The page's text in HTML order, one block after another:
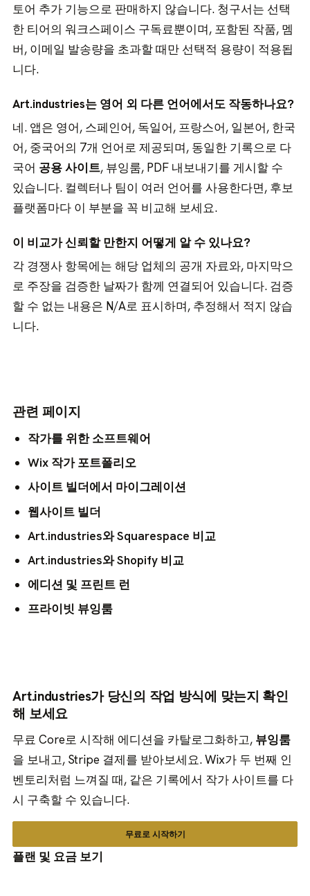
토어 추가 기능으로 판매하지 않습니다. 청구서는 선택
한 티어의 워크스페이스 구독료뿐이며, 포함된 작품, 멤
버, 이메일 발송량을 초과할 때만 선택적 용량이 적용됩
니다.
Art.industries는 영어 외 다른 언어에서도 작동하나요?
네. 앱은 영어, 스페인어, 독일어, 프랑스어, 일본어, 한국
어, 중국어의 7개 언어로 제공되며, 동일한 기록으로 다
국어 공용 사이트, 뷰잉룸, PDF 내보내기를 게시할 수
있습니다. 컬렉터나 팀이 여러 언어를 사용한다면, 후보
플랫폼마다 이 부분을 꼭 비교해 보세요.
이 비교가 신뢰할 만한지 어떻게 알 수 있나요?
각 경쟁사 항목에는 해당 업체의 공개 자료와, 마지막으
로 주장을 검증한 날짜가 함께 연결되어 있습니다. 검증
할 수 없는 내용은 N/A로 표시하며, 추정해서 적지 않습
니다.
관련 페이지
작가를 위한 소프트웨어
Wix 작가 포트폴리오
사이트 빌더에서 마이그레이션
웹사이트 빌더
Art.industries와 Squarespace 비교
Art.industries와 Shopify 비교
에디션 및 프린트 런
프라이빗 뷰잉룸
Art.industries가 당신의 작업 방식에 맞는지 확인
해 보세요
무료 Core로 시작해 에디션을 카탈로그화하고, 뷰잉룸
을 보내고, Stripe 결제를 받아보세요. Wix가 두 번째 인
벤토리처럼 느껴질 때, 같은 기록에서 작가 사이트를 다
시 구축할 수 있습니다.
무료로 시작하기
플랜 및 요금 보기